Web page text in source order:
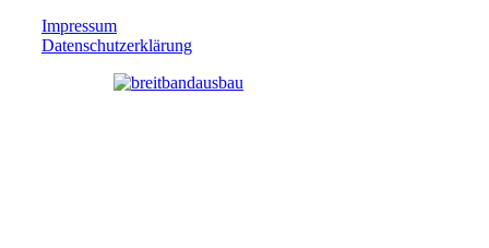
Impressum
Datenschutzerklärung